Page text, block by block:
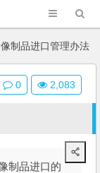
制品进口管理办法
制品进口的
0 2,083